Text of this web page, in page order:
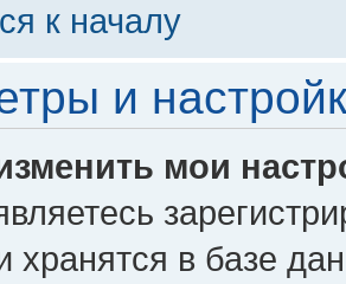
к началу
и
мои
хранятся в базе